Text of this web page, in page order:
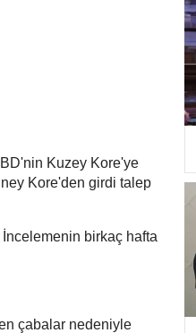
Kuzey Kore'ye
Kore'den girdi talep
birkaç hafta
çabalar nedeniyle